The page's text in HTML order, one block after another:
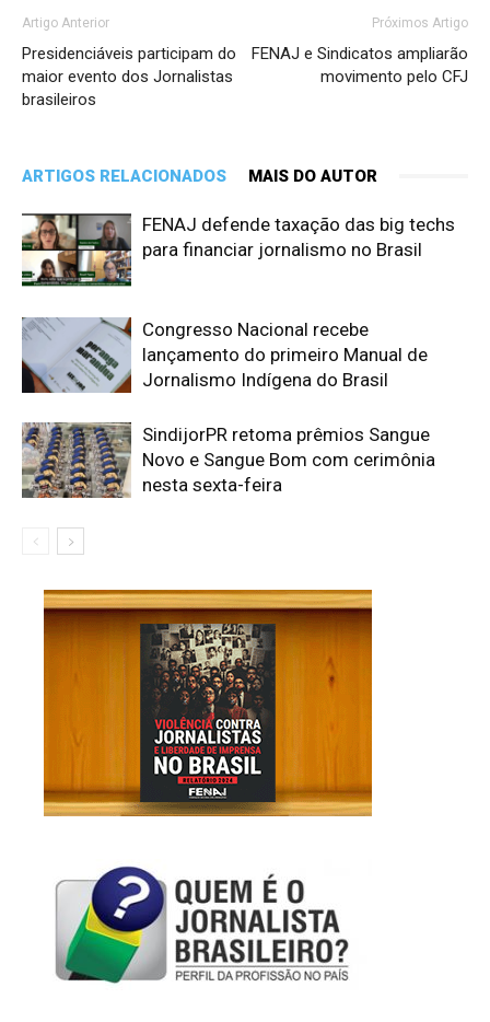
Artigo Anterior
Presidenciáveis participam do
maior evento dos Jornalistas
brasileiros
Próximos Artigo
FENAJ e Sindicatos ampliarão
movimento pelo CFJ
ARTIGOS RELACIONADOS MAIS DO AUTOR
FENAJ defende taxação das big techs
para financiar jornalismo no Brasil
Congresso Nacional recebe
lançamento do primeiro Manual de
Jornalismo Indígena do Brasil
SindijorPR retoma prêmios Sangue
Novo e Sangue Bom com cerimônia
nesta sexta-feira